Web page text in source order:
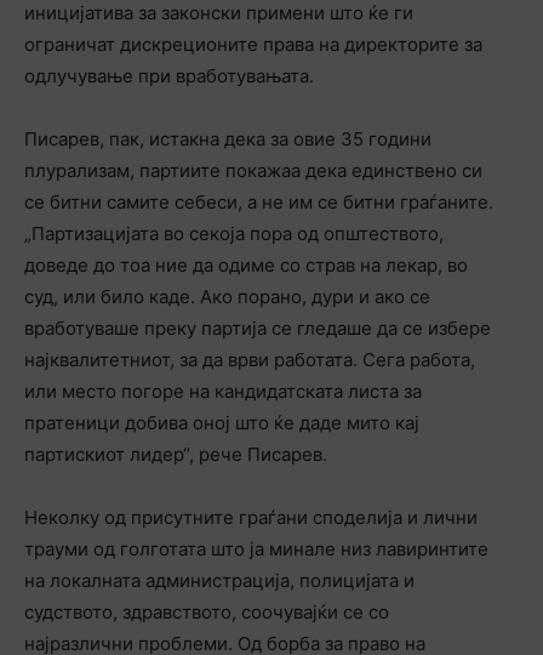
иницијатива за законски примени што ќе ги
ограничат дискреционите права на директорите за
одлучување при вработувањата.
Писарев, пак, истакна дека за овие 35 години
плурализам, партиите покажаа дека единствено си
се битни самите себеси, а не им се битни граѓаните.
„Партизацијата во секоја пора од општеството,
доведе до тоа ние да одиме со страв на лекар, во
суд, или било каде. Ако порано, дури и ако се
вработуваше преку партија се гледаше да се избере
најквалитетниот, за да врви работата. Сега работа,
или место погоре на кандидатската листа за
пратеници добива оној што ќе даде мито кај
партискиот лидер“, рече Писарев.
Неколку од присутните граѓани споделија и лични
трауми од голготата што ја минале низ лавиринтите
на локалната администрација, полицијата и
судството, здравството, соочувајќи се со
најразлични проблеми. Од борба за право на